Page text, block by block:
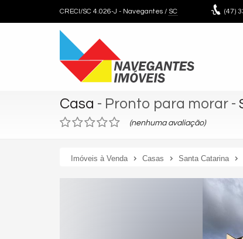
CRECI/SC 4.026-J - Navegantes / SC (47)
Casa - Pronto para morar -
(nenhuma avaliação)
Imóveis à Venda Casas Santa Catarina